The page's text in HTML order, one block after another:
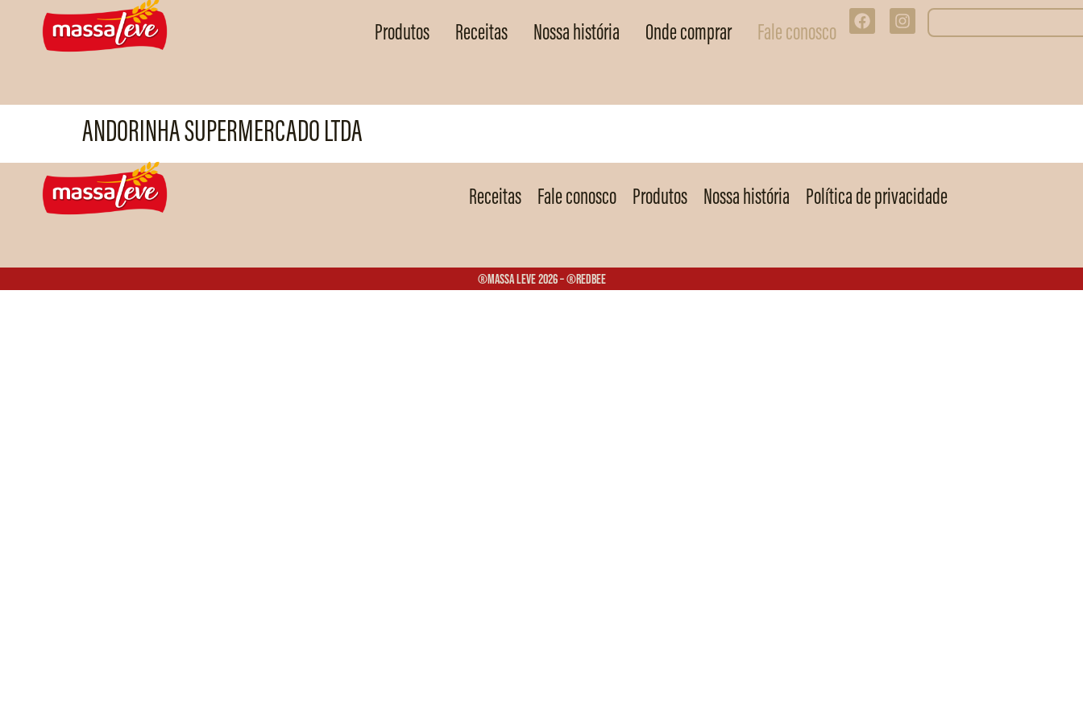
Produtos Receitas Nossa história Onde comprar Fale conosco
ANDORINHA SUPERMERCADO LTDA
Receitas Fale conosco Produtos Nossa história Política de privacidade
®Massa Leve 2026 – ®Redbee